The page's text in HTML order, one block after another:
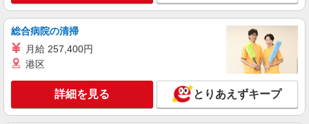
+゜
株式会社シエロ
【softbank】の携帯販売スタッフ
月給 201000円 〜231000円（経験・能力によ
る） 固定残業代: 11000円 〜11000円（7時間相
当） ＊時間外手当は時間外労働の有無にかかわら
ず、固定残業代として支給し、相当時間を超える
時間外労働分は法定どおり追加で支給します。 ■
愛知県半田市のsoftbankショップ
総合病院の清掃
月給 257,400円
港区
詳細を見る とりあえずキープ